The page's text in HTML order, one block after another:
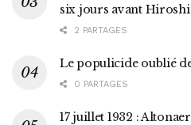
six jours avant
2 PARTAGES
Le populicide oublié
0 PARTAGES
17 juillet 1932 :